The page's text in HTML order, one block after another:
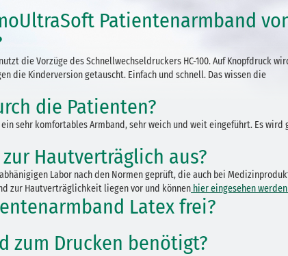
Patientenarmband
die Vorzüge des Schnellwechseldruckers HC-100. Auf Knopfdruck
die Kinderversion getauscht. Einfach und schnell. Das wissen die
die Patienten?
sehr komfortables Armband, sehr weich und weit eingeführt. Es wird
Hautverträglich aus?
Labor nach den Normen geprüft, die auch bei
zur Hautverträglichkeit liegen vor und können hier eingesehen werden
Latex frei?
zum Drucken benötigt?